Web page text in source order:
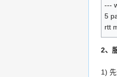
---
5
rtt
2、
1)